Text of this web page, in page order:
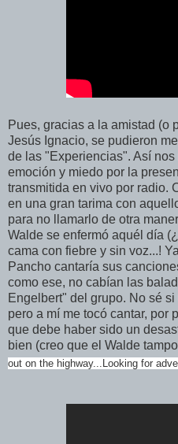
Pues, gracias a la amistad (o
Jesús Ignacio, se pudieron
de las "Experiencias". Así
emoción y miedo por la
transmitida en vivo por radio.
en una gran tarima con
para no llamarlo de otra
Walde se enfermó aquél día
cama con fiebre y sin voz...!
Pancho cantaría sus
como ese, no cabían las
Engelbert" del grupo. No sé
pero a mí me tocó cantar, por
que debe haber sido un
bien (creo que el Walde
out on the highway...
Looking for